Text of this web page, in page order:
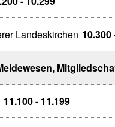
Landeskirchen 10.300
11.100 - 11.199